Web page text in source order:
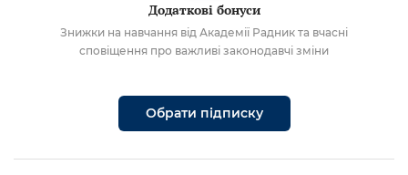
Додаткові бонуси
Знижки на навчання від Академії Радник та вчасні
сповіщення про важливі законодавчі зміни
Обрати підписку